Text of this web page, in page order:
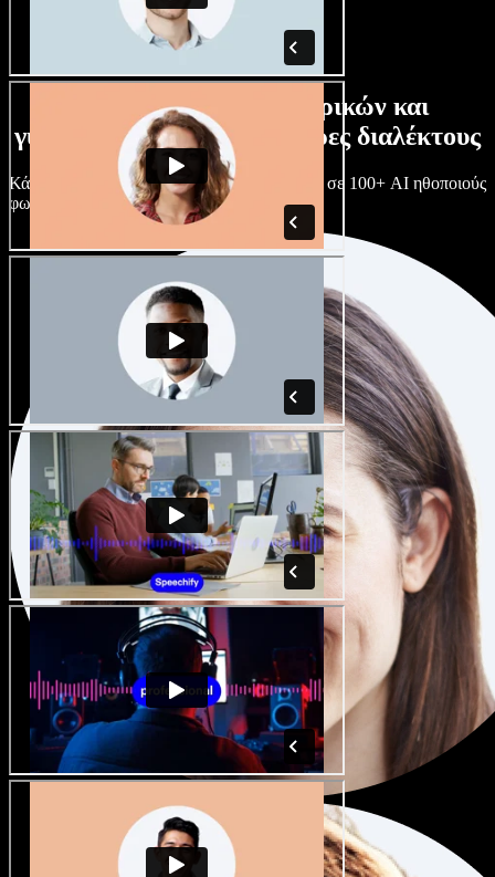
Τεράστια συλλογή ανδρικών και
γυναικείων φωνών με άπειρες διαλέκτους
Κάθε έργο είναι μοναδικό. Διάλεξε ανάμεσα σε 100+ AI ηθοποιούς
φωνής & διαλέκτους και κάν’ τους όπως θες.